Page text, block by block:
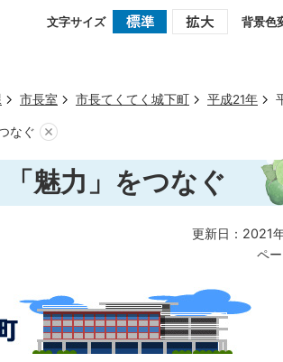
文字サイズ 背景色
市長室 市長てくてく城下町 平成21年
なぐ
魅力」をつなぐ
更新日：2021
ペ